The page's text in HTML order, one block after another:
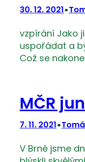
30. 12. 2021•
vzpírání Jako
uspořádat a
Což se
MČR
7. 11. 2021•
V Brně jsme